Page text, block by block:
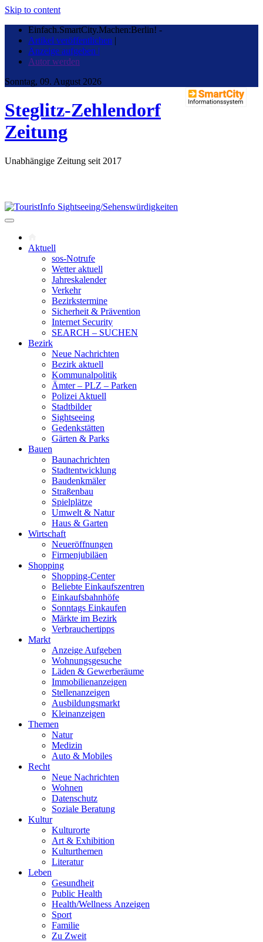
Skip to content
Einfach.SmartCity.Machen:Berlin! -
Artikel veröffentlichen |
Anzeige aufgeben |
Autor werden
Sonntag, 09. August 2026
Steglitz-Zehlendorf
Zeitung
Unabhängige Zeitung seit 2017
Aktuell
sos-Notrufe
Wetter aktuell
Jahreskalender
Verkehr
Bezirkstermine
Sicherheit & Prävention
Internet Security
SEARCH – SUCHEN
Bezirk
Neue Nachrichten
Bezirk aktuell
Kommunalpolitik
Ämter – PLZ – Parken
Polizei Aktuell
Stadtbilder
Sightseeing
Gedenkstätten
Gärten & Parks
Bauen
Baunachrichten
Stadtentwicklung
Baudenkmäler
Straßenbau
Spielplätze
Umwelt & Natur
Haus & Garten
Wirtschaft
Neueröffnungen
Firmenjubiläen
Shopping
Shopping-Center
Beliebte Einkaufszentren
Einkaufsbahnhöfe
Sonntags Einkaufen
Märkte im Bezirk
Verbrauchertipps
Markt
Anzeige Aufgeben
Wohnungsgesuche
Läden & Gewerberäume
Immobilienanzeigen
Stellenanzeigen
Ausbildungsmarkt
Kleinanzeigen
Themen
Natur
Medizin
Auto & Mobiles
Recht
Neue Nachrichten
Wohnen
Datenschutz
Soziale Beratung
Kultur
Kulturorte
Art & Exhibition
Kulturthemen
Literatur
Leben
Gesundheit
Public Health
Health/Wellness Anzeigen
Sport
Familie
Zu Zweit